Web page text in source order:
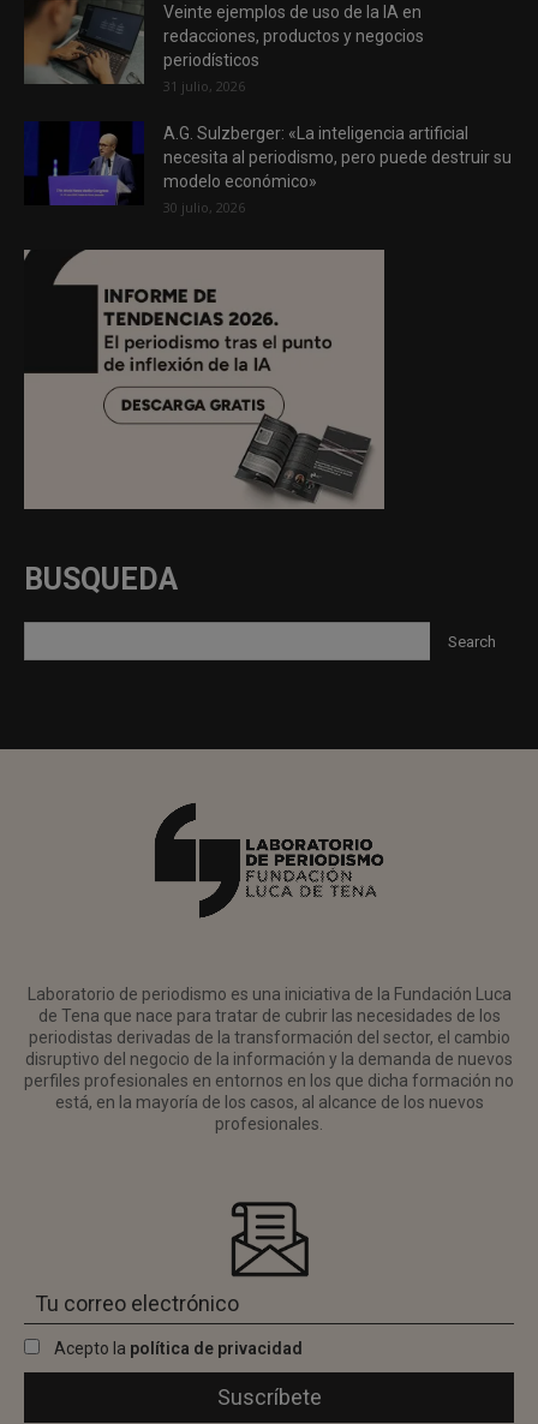
Veinte ejemplos de uso de la IA en
redacciones, productos y negocios
periodísticos
31 julio, 2026
A.G. Sulzberger: «La inteligencia artificial
necesita al periodismo, pero puede destruir su
modelo económico»
30 julio, 2026
BUSQUEDA
Laboratorio de periodismo es una iniciativa de la Fundación Luca
de Tena que nace para tratar de cubrir las necesidades de los
periodistas derivadas de la transformación del sector, el cambio
disruptivo del negocio de la información y la demanda de nuevos
perfiles profesionales en entornos en los que dicha formación no
está, en la mayoría de los casos, al alcance de los nuevos
profesionales.
Acepto la política de privacidad